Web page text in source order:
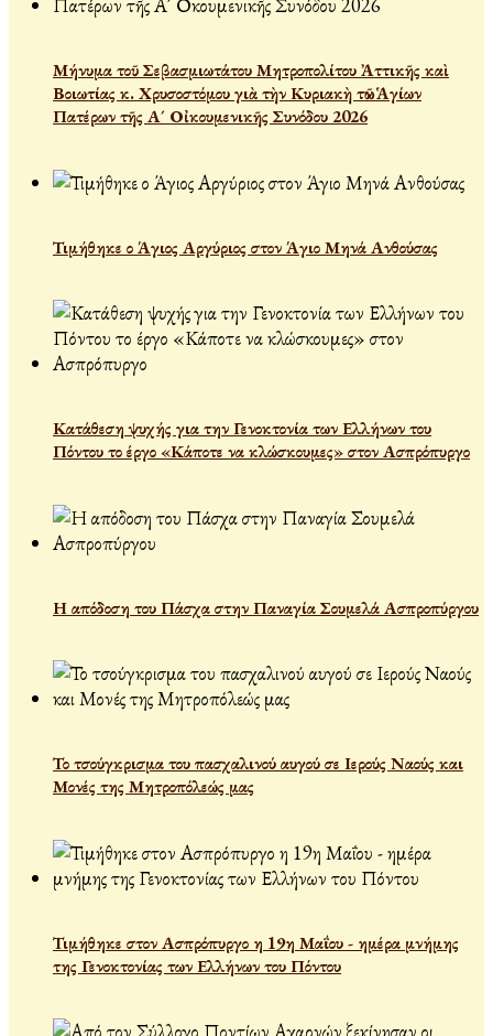
Μήνυμα τοῦ Σεβασμιωτάτου Μητροπολίτου Ἀττικῆς καὶ
Βοιωτίας κ. Χρυσοστόμου γιὰ τὴν Κυριακὴ τῶν Ἁγίων
Πατέρων τῆς Α´ Οἰκουμενικῆς Συνόδου 2026
Τιμήθηκε ο Άγιος Αργύριος στον Άγιο Μηνά Ανθούσας
Κατάθεση ψυχής για την Γενοκτονία των Ελλήνων του
Πόντου το έργο «Κάποτε να κλώσκουμες» στον Ασπρόπυργο
Η απόδοση του Πάσχα στην Παναγία Σουμελά Ασπροπύργου
Το τσούγκρισμα του πασχαλινού αυγού σε Ιερούς Ναούς και
Μονές της Μητροπόλεώς μας
Τιμήθηκε στον Ασπρόπυργο η 19η Μαΐου - ημέρα μνήμης
της Γενοκτονίας των Ελλήνων του Πόντου